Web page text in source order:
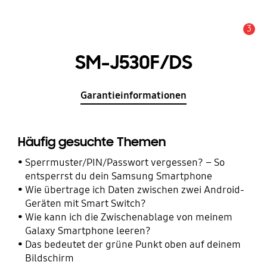
3
SM-J530F/DS
Garantieinformationen
Häufig gesuchte Themen
Sperrmuster/PIN/Passwort vergessen? – So
entsperrst du dein Samsung Smartphone
Wie übertrage ich Daten zwischen zwei Android-
Geräten mit Smart Switch?
Wie kann ich die Zwischenablage von meinem
Galaxy Smartphone leeren?
Das bedeutet der grüne Punkt oben auf deinem
Bildschirm